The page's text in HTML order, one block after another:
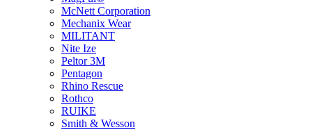
McNett Corporation
Mechanix Wear
MILITANT
Nite Ize
Peltor 3M
Pentagon
Rhino Rescue
Rothco
RUIKE
Smith & Wesson